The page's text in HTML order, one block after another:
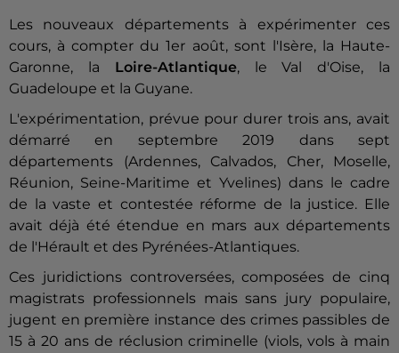
Les nouveaux départements à expérimenter ces
cours, à compter du 1er août, sont l'Isère, la Haute-
Garonne, la
Loire-Atlantique, le Val d'Oise, la
Guadeloupe et la Guyane.
L'expérimentation, prévue pour durer trois ans, avait
démarré en septembre 2019 dans sept
départements (Ardennes, Calvados, Cher, Moselle,
Réunion, Seine-Maritime et Yvelines) dans le cadre
de la vaste et contestée réforme de la justice. Elle
avait déjà été étendue en mars aux départements
de l'Hérault et des Pyrénées-Atlantiques.
Ces juridictions controversées, composées de cinq
magistrats professionnels mais sans jury populaire,
jugent en première instance des crimes passibles de
15 à 20 ans de réclusion criminelle (viols, vols à main